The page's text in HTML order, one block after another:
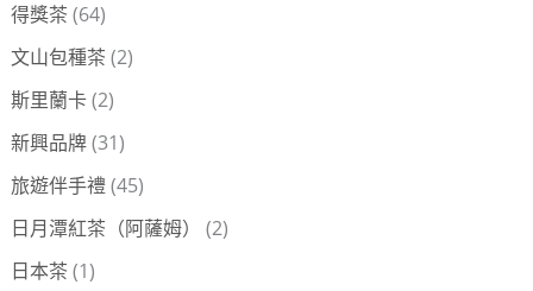
得獎茶 (64)
文山包種茶 (2)
斯里蘭卡(2)
新興品牌(31)
旅遊伴手禮(45)
日月潭紅茶（阿薩姆）
(2)
日本茶 (1)